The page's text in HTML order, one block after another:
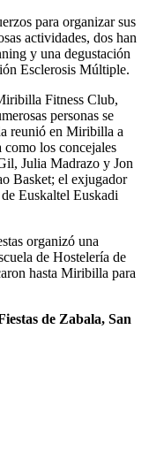
para organizar sus
actividades, dos han
y una degustación
Esclerosis Múltiple.
Fitness Club,
personas se
reunió en Miribilla a
como los concejales
Julia Madrazo y Jon
Basket; el exjugador
Euskaltel Euskadi
organizó una
de Hostelería de
hasta Miribilla para
de Zabala, San